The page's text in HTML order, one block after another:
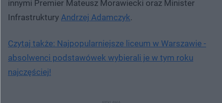
innymi Premier Mateusz Morawiecki oraz Minister
Infrastruktury Andrzej Adamczyk.
Czytaj także: Najpopularniejsze liceum w Warszawie -
absolwenci podstawówek wybierali je w tym roku
najczęściej!